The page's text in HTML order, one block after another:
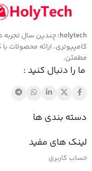
holytech؛ چندین سال
کامپیوتری، ارائه محصولات
مطمئن.
ما را دنبال کنید :
دسته بندی ها
لینک های مفید
حساب کاربری